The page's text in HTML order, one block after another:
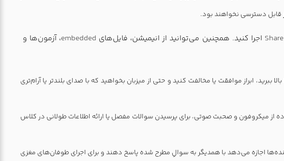
دسترسی نخواهند بود.
اجرا کنید. همچنین می‌توانید از انیمیشن، فایل‌های embedded، آزمون‌ها و
ابراز موافقت یا مخالفت کنید و حتی از میزبان بخواهید که با صدای بلندتر یا آرام‌تری
میکروفون و صحبت صوتی، برای پرسیدن سوالات مفصل یا ارائه اطلاعات طولانی در کلاس
اجازه می‌دهد با همدیگر به سوالِ مطرح شده پاسخ دهند و برای اجرای طوفان‌های مغزی